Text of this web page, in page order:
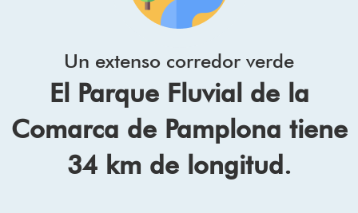
Un extenso corredor verde
El Parque Fluvial de la
Comarca de Pamplona tiene
34 km de longitud.